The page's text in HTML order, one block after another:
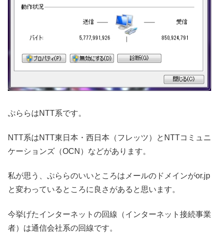
ぷららはNTT系です。
NTT系はNTT東日本・西日本（フレッツ）とNTTコミュニ
ケーションズ（OCN）などがあります。
私が思う、ぷららのいいところはメールのドメインがor.jp
と変わっているところに良さがあると思います。
今挙げたインターネットの回線（インターネット接続事業
者）は通信会社系の回線です。